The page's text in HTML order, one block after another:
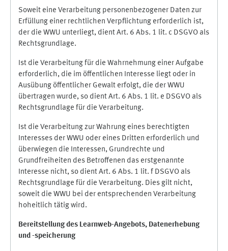
Soweit eine Verarbeitung personenbezogener Daten zur
Erfüllung einer rechtlichen Verpflichtung erforderlich ist,
der die WWU unterliegt, dient Art. 6 Abs. 1 lit. c DSGVO als
Rechtsgrundlage.
Ist die Verarbeitung für die Wahrnehmung einer Aufgabe
erforderlich, die im öffentlichen Interesse liegt oder in
Ausübung öffentlicher Gewalt erfolgt, die der WWU
übertragen wurde, so dient Art. 6 Abs. 1 lit. e DSGVO als
Rechtsgrundlage für die Verarbeitung.
Ist die Verarbeitung zur Wahrung eines berechtigten
Interesses der WWU oder eines Dritten erforderlich und
überwiegen die Interessen, Grundrechte und
Grundfreiheiten des Betroffenen das erstgenannte
Interesse nicht, so dient Art. 6 Abs. 1 lit. f DSGVO als
Rechtsgrundlage für die Verarbeitung. Dies gilt nicht,
soweit die WWU bei der entsprechenden Verarbeitung
hoheitlich tätig wird.
Bereitstellung des Learnweb-Angebots, Datenerhebung
und -speicherung